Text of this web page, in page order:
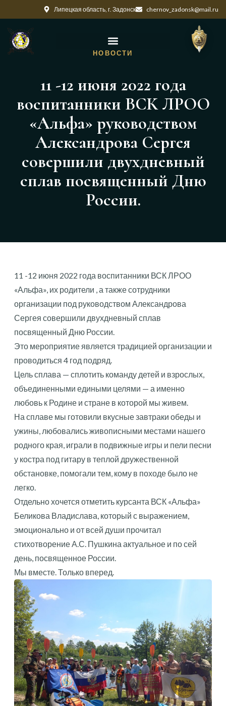
Липецкая область, г. Задонск chernov_zadonsk@mail.ru
НОВОСТИ
11 -12 июня 2022 года
воспитанники ВСК ЛРОО
«Альфа» руководством
Александрова Сергея
совершили двухдневный
сплав посвященный Дню
России.
11 -12 июня 2022 года воспитанники ВСК ЛРОО
«Альфа», их родители , а также сотрудники
организации под руководством Александрова
Сергея совершили двухдневный сплав
посвященный Дню России.
Это мероприятие является традицией организации и
проводиться 4 год подряд.
Цель сплава — сплотить команду детей и взрослых,
объединенными едиными целями — а именно
любовь к Родине и стране в которой мы живем.
На сплаве мы готовили вкусные завтраки обеды и
ужины, любовались живописными местами нашего
родного края, играли в подвижные игры и пели песни
у костра под гитару в теплой дружественной
обстановке, помогали тем, кому в походе было не
легко.
Отдельно хочется отметить курсанта ВСК «Альфа»
Беликова Владислава, который с выражением,
эмоционально и от всей души прочитал
стихотворение А.С. Пушкина актуальное и по сей
день, посвященное России.
Мы вместе. Только вперед.